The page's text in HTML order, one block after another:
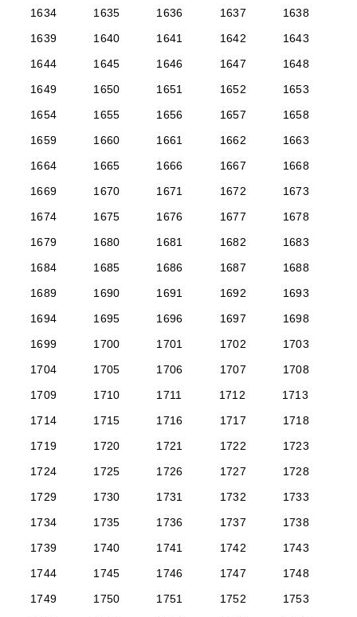
1634
1635 1636 1637
1638
1639
1640 1641 1642
1643
1644
1645 1646 1647
1648
1649
1650 1651 1652
1653
1654
1655 1656 1657
1658
1659
1660 1661 1662
1663
1664
1665 1666 1667
1668
1669
1670 1671 1672
1673
1674
1675 1676 1677
1678
1679
1680 1681 1682
1683
1684
1685 1686 1687
1688
1689
1690 1691 1692
1693
1694
1695 1696 1697
1698
1699
1700 1701 1702
1703
1704
1705 1706 1707
1708
1709
1710 1711 1712
1713
1714
1715 1716 1717
1718
1719
1720 1721 1722
1723
1724
1725 1726 1727
1728
1729
1730 1731 1732
1733
1734
1735 1736 1737
1738
1739
1740 1741 1742
1743
1744
1745 1746 1747
1748
1749
1750 1751 1752
1753